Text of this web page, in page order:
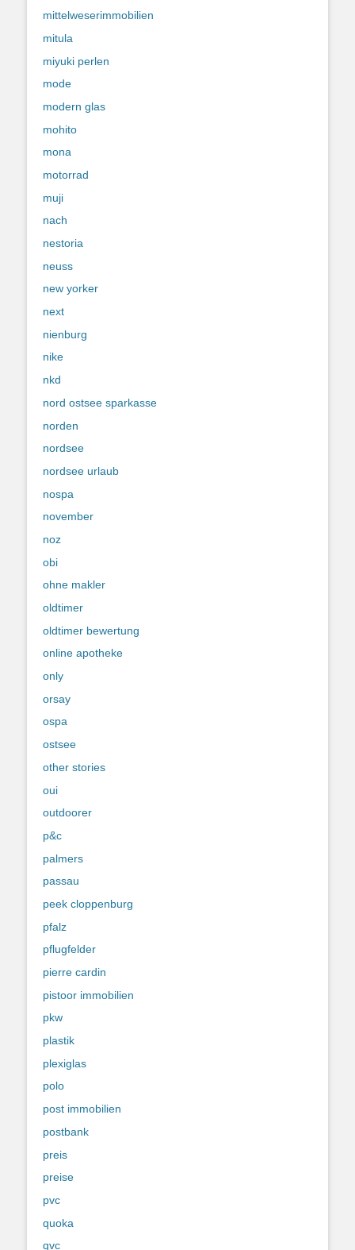
mittelweserimmobilien
mitula
miyuki perlen
mode
modern glas
mohito
mona
motorrad
muji
nach
nestoria
neuss
new yorker
next
nienburg
nike
nkd
nord ostsee sparkasse
norden
nordsee
nordsee urlaub
nospa
november
noz
obi
ohne makler
oldtimer
oldtimer bewertung
online apotheke
only
orsay
ospa
ostsee
other stories
oui
outdoorer
p&c
palmers
passau
peek cloppenburg
pfalz
pflugfelder
pierre cardin
pistoor immobilien
pkw
plastik
plexiglas
polo
post immobilien
postbank
preis
preise
pvc
quoka
qvc